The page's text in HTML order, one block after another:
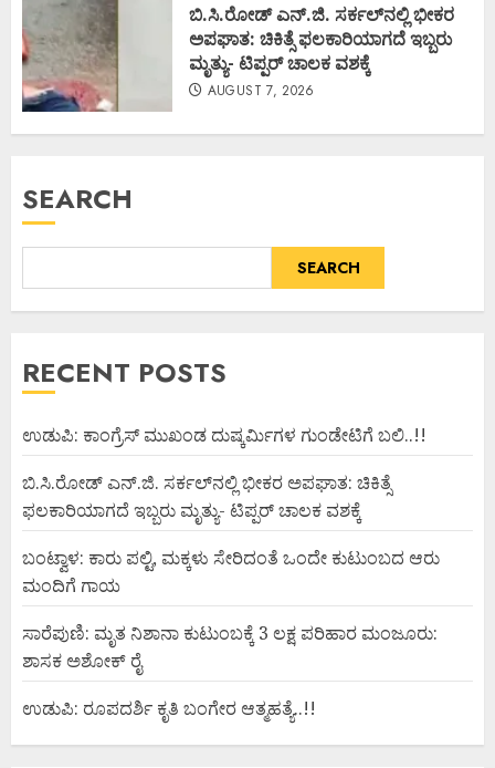
ಬಿ.ಸಿ.ರೋಡ್ ಎನ್.ಜಿ. ಸರ್ಕಲ್‌ನಲ್ಲಿ ಭೀಕರ
ಅಪಘಾತ: ಚಿಕಿತ್ಸೆ ಫಲಕಾರಿಯಾಗದೆ ಇಬ್ಬರು
ಮೃತ್ಯು- ಟಿಪ್ಪರ್ ಚಾಲಕ ವಶಕ್ಕೆ
AUGUST 7, 2026
SEARCH
SEARCH
RECENT POSTS
ಉಡುಪಿ: ಕಾಂಗ್ರೆಸ್ ಮುಖಂಡ ದುಷ್ಕರ್ಮಿಗಳ ಗುಂಡೇಟಿಗೆ ಬಲಿ..!!
ಬಿ.ಸಿ.ರೋಡ್ ಎನ್.ಜಿ. ಸರ್ಕಲ್‌ನಲ್ಲಿ ಭೀಕರ ಅಪಘಾತ: ಚಿಕಿತ್ಸೆ
ಫಲಕಾರಿಯಾಗದೆ ಇಬ್ಬರು ಮೃತ್ಯು- ಟಿಪ್ಪರ್ ಚಾಲಕ ವಶಕ್ಕೆ
ಬಂಟ್ವಾಳ: ಕಾರು ಪಲ್ಟಿ, ಮಕ್ಕಳು ಸೇರಿದಂತೆ ಒಂದೇ ಕುಟುಂಬದ ಆರು
ಮಂದಿಗೆ ಗಾಯ
ಸಾರೆಪುಣಿ: ಮೃತ ನಿಶಾನಾ ಕುಟುಂಬಕ್ಕೆ 3 ಲಕ್ಷ ಪರಿಹಾರ ಮಂಜೂರು:
ಶಾಸಕ ಅಶೋಕ್ ರೈ
ಉಡುಪಿ: ರೂಪದರ್ಶಿ ಕೃತಿ ಬಂಗೇರ ಆತ್ಮಹತ್ಯೆ..!!